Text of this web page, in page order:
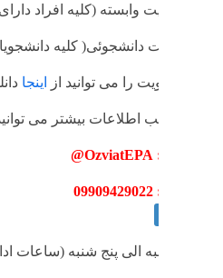
(کلیه افراد دارای مدرک
کلیه دانشجویان رشته
را می توانید ازاینجا دانلود کنید.
بیشتر می توانید از طریق
الی پنج شنبه (ساعات اداری)